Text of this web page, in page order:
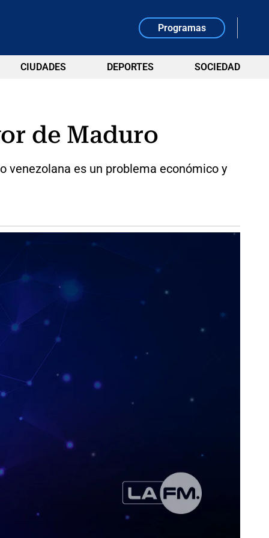
Programas
CIUDADES DEPORTES SOCIEDAD
de Maduro
venezolana es un problema económico y